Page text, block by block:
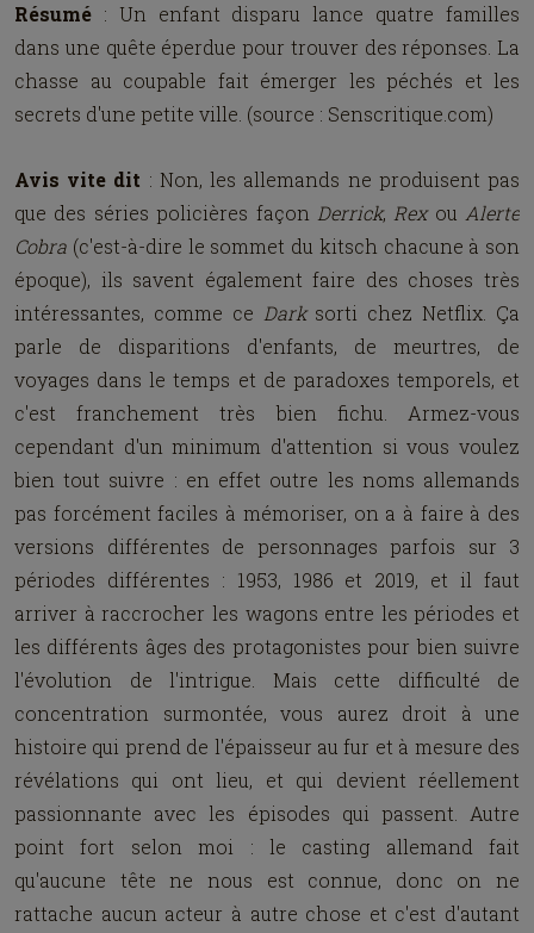
Résumé : Un enfant disparu lance quatre familles
dans une quête éperdue pour trouver des réponses. La
chasse au coupable fait émerger les péchés et les
secrets d'une petite ville. (source : Senscritique.com)
Avis vite dit : Non, les allemands ne produisent pas
que des séries policières façon Derrick, Rexou Alerte
Cobra (c'est-à-dire le sommet du kitsch chacune à son
époque), ils savent également faire des choses très
intéressantes, comme ce Darksorti chez Netflix. Ça
parle de disparitions d'enfants, de meurtres, de
voyages dans le temps et de paradoxes temporels, et
c'est franchement très bien fichu. Armez-vous
cependant d'un minimum d'attention si vous voulez
bien tout suivre : en effet outre les noms allemands
pas forcément faciles à mémoriser, on a à faire à des
versions différentes de personnages parfois sur 3
périodes différentes : 1953, 1986 et 2019, et il faut
arriver à raccrocher les wagons entre les périodes et
les différents âges des protagonistes pour bien suivre
l'évolution de l'intrigue. Mais cette difficulté de
concentration surmontée, vous aurez droit à une
histoire qui prend de l'épaisseur au fur et à mesure des
révélations qui ont lieu, et qui devient réellement
passionnante avec les épisodes qui passent. Autre
point fort selon moi : le casting allemand fait
qu'aucune tête ne nous est connue, donc on ne
rattache aucun acteur à autre chose et c'est d'autant